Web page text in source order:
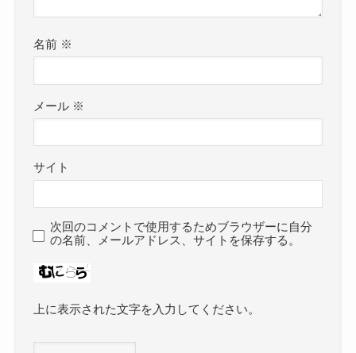
名前 ※
メール ※
サイト
次回のコメントで使用するためブラウザーに自分
の名前、メールアドレス、サイトを保存する。
上に表示された文字を入力してください。